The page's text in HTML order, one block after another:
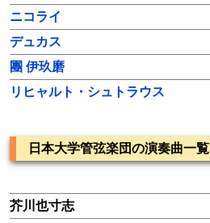
ニコライ
デュカス
團 伊玖磨
リヒャルト・シュトラウス
日本大学管弦楽団の演奏曲一覧
芥川也寸志